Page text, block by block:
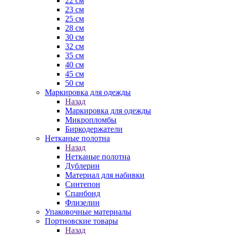
23 см
25 см
28 см
30 см
32 см
35 см
40 см
45 см
50 см
Маркировка для одежды
Назад
Маркировка для одежды
Микропломбы
Биркодержатели
Нетканые полотна
Назад
Нетканые полотна
Дублерин
Материал для набивки
Синтепон
Спанбонд
Флизелин
Упаковочные материалы
Портновские товары
Назад